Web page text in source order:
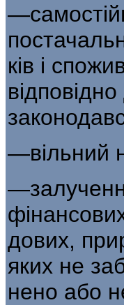
ків і
—вільний
дових,
яких не
нено або